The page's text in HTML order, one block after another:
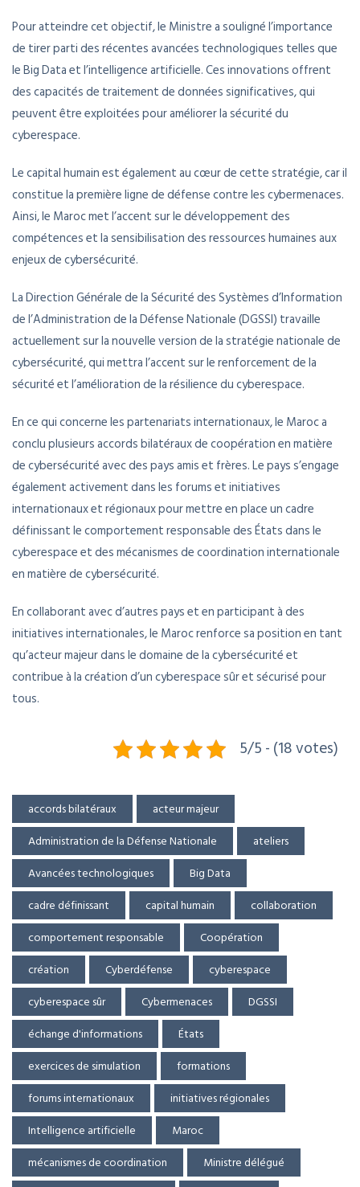
Pour atteindre cet objectif, le Ministre a souligné l’importance
de tirer parti des récentes avancées technologiques telles que
le Big Data et l’intelligence artificielle. Ces innovations offrent
des capacités de traitement de données significatives, qui
peuvent être exploitées pour améliorer la sécurité du
cyberespace.
Le capital humain est également au cœur de cette stratégie, car il
constitue la première ligne de défense contre les cybermenaces.
Ainsi, le Maroc met l’accent sur le développement des
compétences et la sensibilisation des ressources humaines aux
enjeux de cybersécurité.
La Direction Générale de la Sécurité des Systèmes d’Information
de l’Administration de la Défense Nationale (DGSSI) travaille
actuellement sur la nouvelle version de la stratégie nationale de
cybersécurité, qui mettra l’accent sur le renforcement de la
sécurité et l’amélioration de la résilience du cyberespace.
En ce qui concerne les partenariats internationaux, le Maroc a
conclu plusieurs accords bilatéraux de coopération en matière
de cybersécurité avec des pays amis et frères. Le pays s’engage
également activement dans les forums et initiatives
internationaux et régionaux pour mettre en place un cadre
définissant le comportement responsable des États dans le
cyberespace et des mécanismes de coordination internationale
en matière de cybersécurité.
En collaborant avec d’autres pays et en participant à des
initiatives internationales, le Maroc renforce sa position en tant
qu’acteur majeur dans le domaine de la cybersécurité et
contribue à la création d’un cyberespace sûr et sécurisé pour
tous.
5/5 - (18 votes)
accords bilatéraux
acteur majeur
Administration de la Défense Nationale
ateliers
Avancées technologiques
Big Data
cadre définissant
capital humain
collaboration
comportement responsable
Coopération
création
Cyberdéfense
cyberespace
cyberespace sûr
Cybermenaces
DGSSI
échange d'informations
États
exercices de simulation
formations
forums internationaux
initiatives régionales
Intelligence artificielle
Maroc
mécanismes de coordination
Ministre délégué